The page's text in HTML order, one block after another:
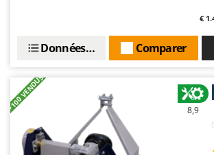
€
Comparer
Données techniques
+100 VENDUS 8,9